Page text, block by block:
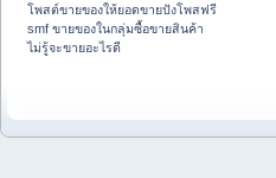
โพสต์ขายของให้ยอดขายปังโพสฟรี
smf ขายของในกลุ่มซื้อขายสินค้า
ไม่รู้จะขายอะไรดี